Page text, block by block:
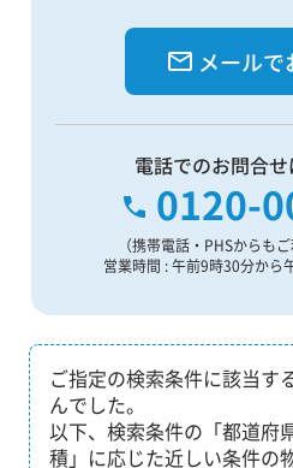
メールで
電話でのお問合
0120-
（携帯電話・PHSからも
営業時間 : 午前9時30分から
ご指定の検索条件に該当す
んでした。
以下、検索条件の「都道府
積」に応じた近しい条件の